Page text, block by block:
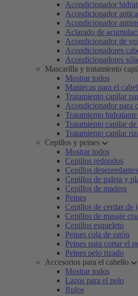
Acondicionador
Acondicionador
Acondicionador
Aclarado de
Acondicionador de
Acondicionadores
Acondicionadores
Mascarilla y tratamiento
Mostrar todos
Mantecas para el
Tratamiento capilar
Acondicionador para
Tratamiento
Tratamiento capilar de
Tratamiento capilar
Cepillos y peines
Mostrar todos
Cepillos redondos
Cepillos desenredantes
Cepillos de paleta y
Cepillos de madera
Peines
Cepillos de cerdas de
Cepillos de masaje
Cepillos esqueleto
Peines cola de ratón
Peines para cortar el
Peines pelo rizado
Accesorios para el cabello
Mostrar todos
Lazos para el pelo
Rulos